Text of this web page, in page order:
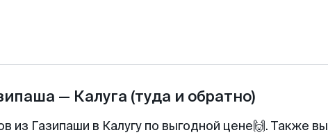
— Калуга (туда и обратно)
из Газипаши в Калугу по выгодной цене🙌. Также вы